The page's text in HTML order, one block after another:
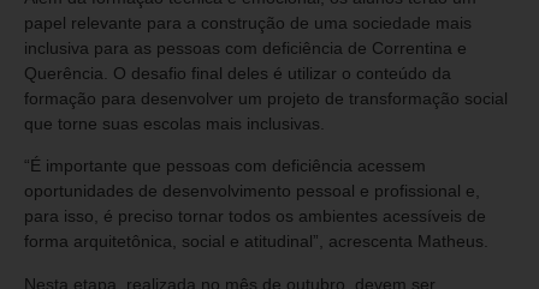
papel relevante para a construção de uma sociedade mais
inclusiva para as pessoas com deficiência de Correntina e
Querência. O desafio final deles é utilizar o conteúdo da
formação para desenvolver um projeto de transformação social
que torne suas escolas mais inclusivas.
“É importante que pessoas com deficiência acessem
oportunidades de desenvolvimento pessoal e profissional e,
para isso, é preciso tornar todos os ambientes acessíveis de
forma arquitetônica, social e atitudinal”, acrescenta Matheus.
Nesta etapa, realizada no mês de outubro, devem ser